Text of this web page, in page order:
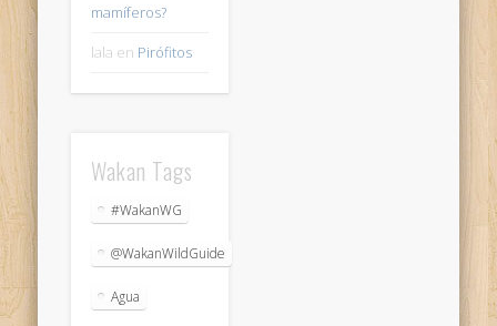
mamíferos?
lala en Pirófitos
Wakan Tags
#WakanWG
@WakanWildGuide
Agua